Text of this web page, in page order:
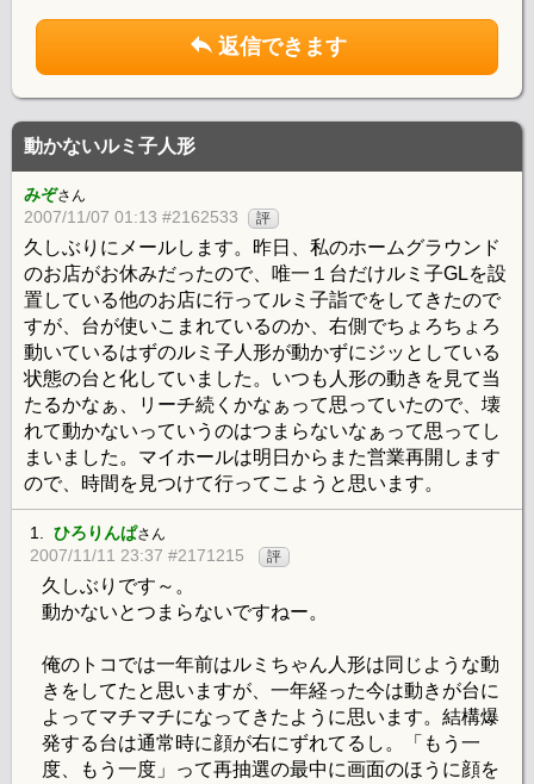
返信できます
動かないルミ子人形
みぞさん
2007/11/07 01:13 #2162533 評
久しぶりにメールします。昨日、私のホームグラウンド
のお店がお休みだったので、唯一１台だけルミ子GLを設
置している他のお店に行ってルミ子詣でをしてきたので
すが、台が使いこまれているのか、右側でちょろちょろ
動いているはずのルミ子人形が動かずにジッとしている
状態の台と化していました。いつも人形の動きを見て当
たるかなぁ、リーチ続くかなぁって思っていたので、壊
れて動かないっていうのはつまらないなぁって思ってし
まいました。マイホールは明日からまた営業再開します
ので、時間を見つけて行ってこようと思います。
1. ひろりんぱさん
2007/11/11 23:37 #2171215 評
久しぶりです～。
動かないとつまらないですねー。
俺のトコでは一年前はルミちゃん人形は同じような動
きをしてたと思いますが、一年経った今は動きが台に
よってマチマチになってきたように思います。結構爆
発する台は通常時に顔が右にずれてるし。「もう一
度、もう一度」って再抽選の最中に画面のほうに顔を